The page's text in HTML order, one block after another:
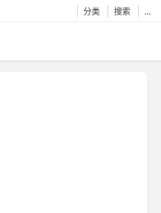
分类 搜索 …